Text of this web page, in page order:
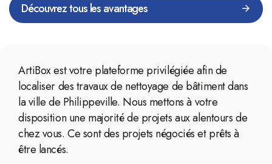
Découvrez tous les avantages
ArtiBox est votre plateforme privilégiée afin de
localiser des travaux de nettoyage de bâtiment dans
la ville de Philippeville. Nous mettons à votre
disposition une majorité de projets aux alentours de
chez vous. Ce sont des projets négociés et prêts à
être lancés.